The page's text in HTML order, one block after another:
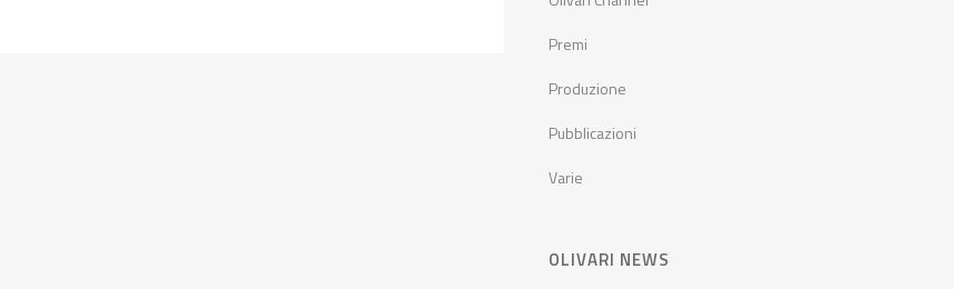
Premi
Produzione
Pubblicazioni
Varie
OLIVARI NEWS